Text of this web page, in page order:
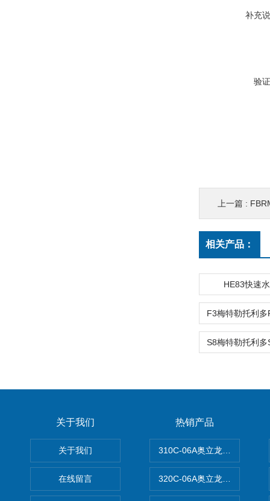
补充
验
上一篇 :
相关产品：
HE83快速
关于我们
关于我们
在线留言
热销产品
310C-06A奥立龙实验室台式
320C-06A奥立龙实验室便携